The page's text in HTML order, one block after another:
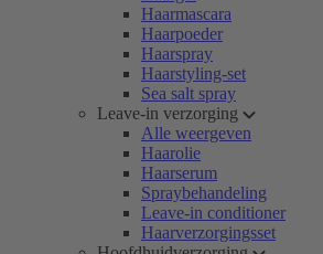
Haarmascara
Haarpoeder
Haarspray
Haarstyling-set
Sea salt spray
Leave-in verzorging
Alle weergeven
Haarolie
Haarserum
Spraybehandeling
Leave-in conditioner
Haarverzorgingsset